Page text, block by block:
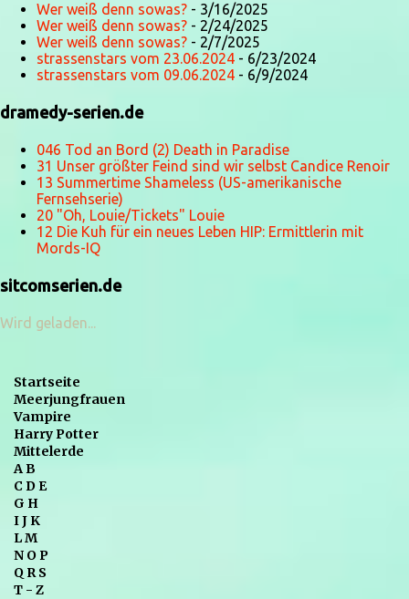
Wer weiß denn sowas? - 3/16/2025
Wer weiß denn sowas? - 2/24/2025
Wer weiß denn sowas? - 2/7/2025
strassenstars vom 23.06.2024 - 6/23/2024
strassenstars vom 09.06.2024 - 6/9/2024
dramedy-serien.de
046 Tod an Bord (2) Death in Paradise
31 Unser größter Feind sind wir selbst Candice Renoir
13 Summertime Shameless (US-amerikanische
Fernsehserie)
20 "Oh, Louie/Tickets" Louie
12 Die Kuh für ein neues Leben HIP: Ermittlerin mit
Mords-IQ
sitcomserien.de
Wird geladen...
Startseite
Meerjungfrauen
Vampire
Harry Potter
Mittelerde
A B
C D E
G H
I J K
L M
N O P
Q R S
T - Z